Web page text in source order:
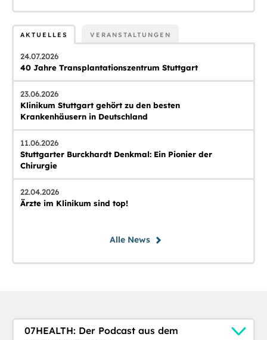
AKTUELLES VERANSTALTUNGEN
24.07.2026
40 Jahre Transplantationszentrum Stuttgart
23.06.2026
Klinikum Stuttgart gehört zu den besten
Krankenhäusern in Deutschland
11.06.2026
Stuttgarter Burckhardt Denkmal: Ein Pionier der
Chirurgie
22.04.2026
Ärzte im Klinikum sind top!
Alle News
07HEALTH: Der Podcast aus dem